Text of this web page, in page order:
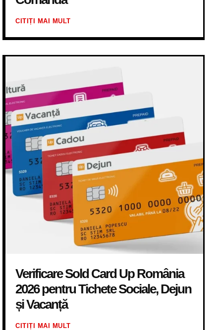
CITIȚI MAI MULT
Verificare Sold Card Up România
2026 pentru Tichete Sociale, Dejun
și Vacanță
CITIȚI MAI MULT